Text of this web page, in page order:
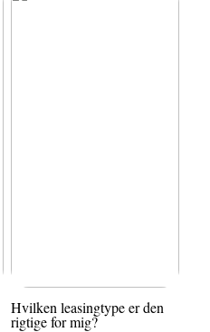
Hvilken leasingtype er den
rigtige for mig?